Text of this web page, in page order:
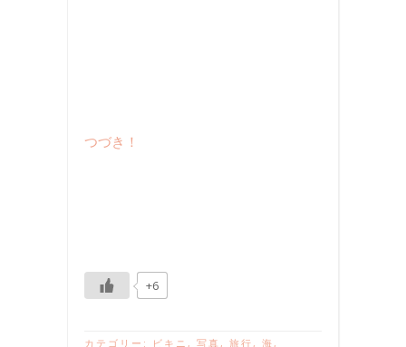
つづき！
+6
カテゴリー: ビキニ , 写真 , 旅行 , 海 ,